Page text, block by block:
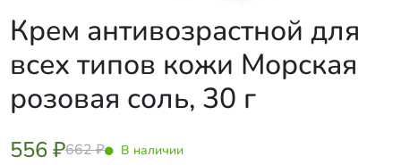
Крем антивозрастной для
всех типов кожи Морская
розовая соль, 30 г
556 ₽662 ₽ В наличии